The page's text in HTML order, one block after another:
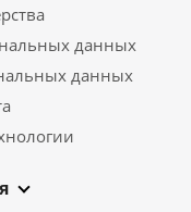
данных
данных